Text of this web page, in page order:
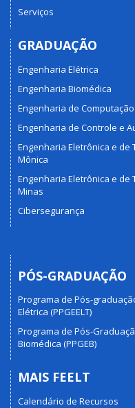
Serviços
GRADUAÇÃO
Engenharia Elétrica
Engenharia Biomédica
Engenharia de
Engenharia de Controle e
Engenharia Eletrônica e de
Mônica
Engenharia Eletrônica e de
Minas
Cibersegurança
PÓS-GRADUAÇÃO
Programa de Pós-
Elétrica (PPGEELT)
Programa de Pós-
Biomédica (PPGEB)
MAIS FEELT
Calendário de Recursos